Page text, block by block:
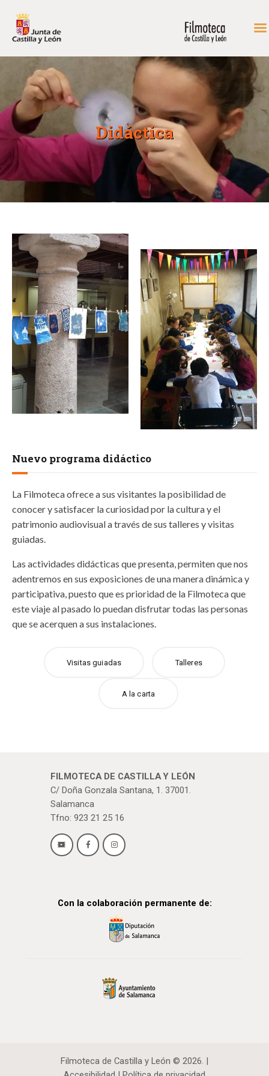
Didáctica
INICIO
FONDOS DE CONSULTA
PROGRAMACIÓN
EXPOSICIONES
DIDÁCTICA
RODAR EN CASTILLA Y
MÁS…
Nuevo programa didáctico
La Filmoteca ofrece a sus visitantes la posibilidad de
conocer y satisfacer la curiosidad por la cultura y el
patrimonio audiovisual a través de sus talleres y visitas
guiadas.
Las actividades didácticas que presenta, permiten que nos
adentremos en sus exposiciones de una manera dinámica y
participativa, puesto que es prioridad de la Filmoteca que
este viaje al pasado lo puedan disfrutar todas las personas
que se acerquen a sus instalaciones.
Visitas guiadas Talleres
A la carta
FILMOTECA DE CASTILLA Y LEÓN
C/ Doña Gonzala Santana, 1. 37001.
Salamanca
Tfno: 923 21 25 16
Con la colaboración permanente de:
Filmoteca de Castilla y León © 2026. |